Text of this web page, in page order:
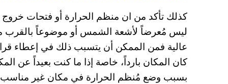
كذلك تأكد من ان منظم الحرارة أو فتحات
ليس مُعرضاً لأشعة الشمس أو موضوعاً بالقرب
عالية فمن الممكن أن يتسبب ذلك في إعطاء
كان المكان بارداً، خاصة إذا ما كنت بعيداً عن
بسبب وضع مُنظم الحرارة في مكان غير